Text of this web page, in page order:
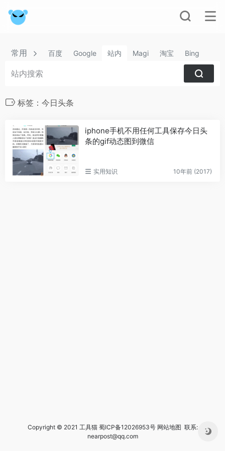
常用 百度 Google 站内 Magi 淘宝 Bing
标签：今日头条
iphone手机不用任何工具保存今日头
条的gif动态图到微信
实用知识 10年前 (2017)
Copyright © 2021 工具猫 蜀ICP备12026953号 网站地图 联系:
nearpost@qq.com